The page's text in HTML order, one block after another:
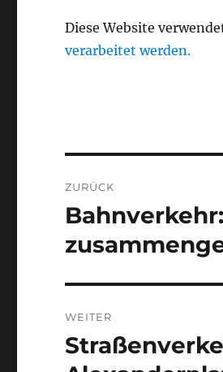
Diese Website
verarbeitet werden.
ZURÜCK
Vorheriger
WEITER
Nächster
Beitrag: